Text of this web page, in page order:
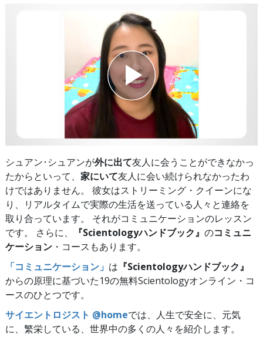
シュアン･シュアンが外に出て友人に会うことができなかっ
たからといって、 家にいて友人に会い続けられなかったわ
けではありません。 彼女はストリーミング・クイーンにな
り、リアルタイムで実際の生活を送っている人々と連絡を
取り合っています。 それがコミュニケーションのレッスン
です。 さらに、
『Scientologyハンドブック』 のコミュニ
ケーション ・コースもあります。
「コミュニケーション」 は 『Scientologyハンドブック』
からの原理に基づいた19の無料Scientologyオンライン・コ
ースのひとつです。
サイエントロジスト @homeでは、人生で安全に、元気
に、繁栄している、世界中の多くの人々を紹介します。